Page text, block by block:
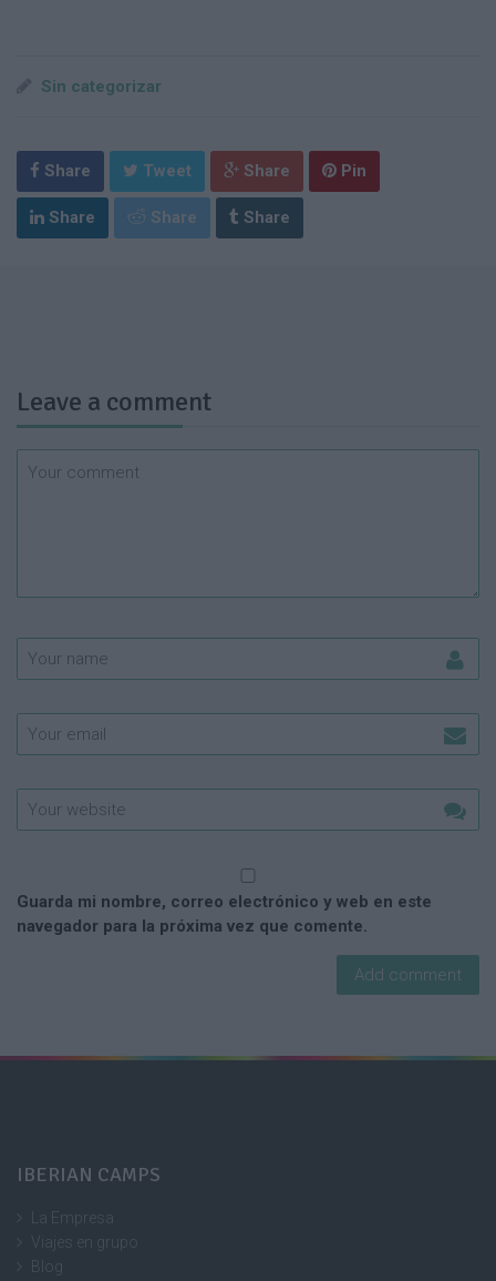
Sin categorizar
Share Tweet Share Pin
Share Share Share
Leave a comment
Guarda mi nombre, correo electrónico y web en este
navegador para la próxima vez que comente.
IBERIAN CAMPS
La Empresa
Viajes en grupo
Blog